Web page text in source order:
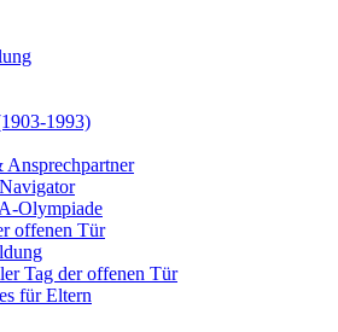
1993)
Olympiade
offenen Tür
Tag der offenen Tür
für Eltern